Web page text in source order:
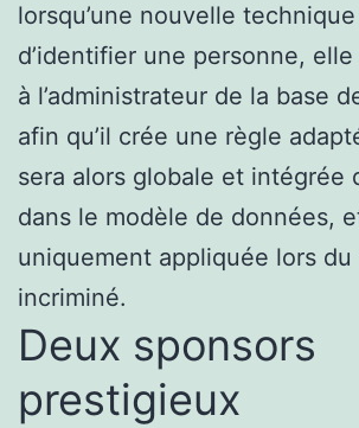
lorsqu’une nouvelle
d’identifier une personne,
à l’administrateur de la base
afin qu’il crée une règle
sera alors globale et intégrée
dans le modèle de données,
uniquement appliquée lors
incriminé.
Deux sponsors
prestigieux